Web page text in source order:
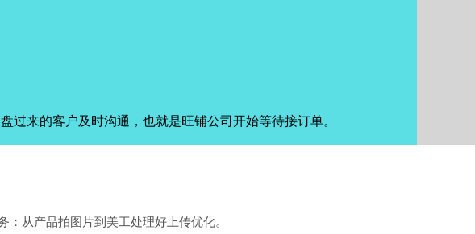
过来的客户及时沟通，也就是旺铺公司开始等待接订单。
从产品拍图片到美工处理好上传优化。